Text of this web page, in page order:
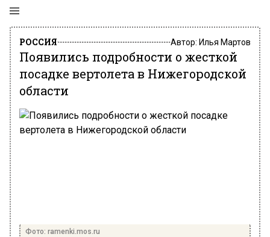
РОССИЯ Автор: Илья Мартов
Появились подробности о жесткой
посадке вертолета в Нижегородской
области
Фото: ramenki.mos.ru